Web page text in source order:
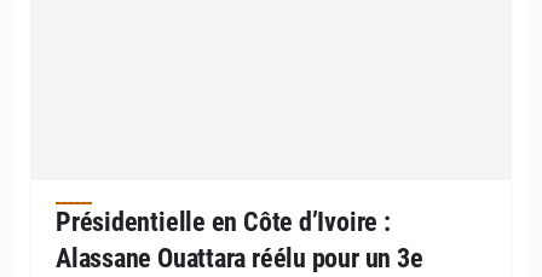
Présidentielle en Côte d’Ivoire :
Alassane Ouattara réélu pour un 3e